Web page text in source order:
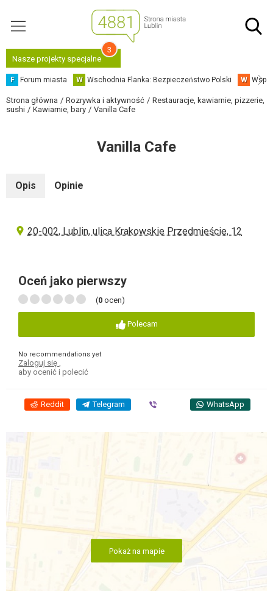
Nasze projekty specjalne
3
F Forum miasta W Wschodnia Flanka: Bezpieczeństwo Polski W
Strona główna Rozrywka i aktywność
Restauracje, kawiarnie, pizzerie,
sushi
Kawiarnie, bary Vanilla Cafe
Vanilla Cafe
Opis Opinie
20-002, Lublin, ulica Krakowskie Przedmieście, 12
Oceń jako pierwszy
(0 ocen)
Polecam
No recommendations yet
Zaloguj się
aby ocenić i polecić
Reddit Telegram WhatsApp
Pokaż na mapie